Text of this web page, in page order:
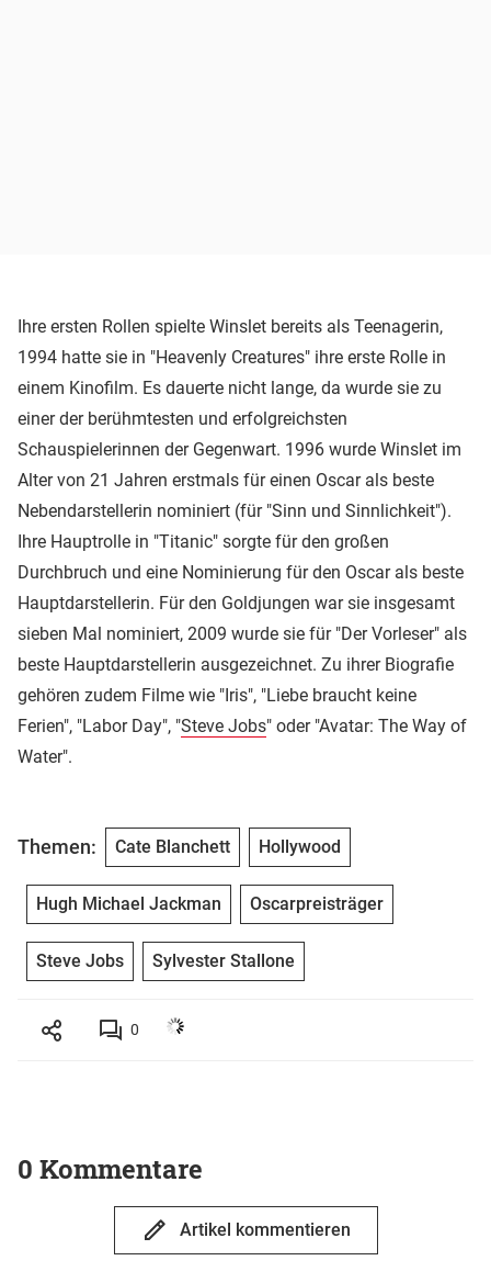
Ihre ersten Rollen spielte Winslet bereits als Teenagerin,
1994 hatte sie in "Heavenly Creatures" ihre erste Rolle in
einem Kinofilm. Es dauerte nicht lange, da wurde sie zu
einer der berühmtesten und erfolgreichsten
Schauspielerinnen der Gegenwart. 1996 wurde Winslet im
Alter von 21 Jahren erstmals für einen Oscar als beste
Nebendarstellerin nominiert (für "Sinn und Sinnlichkeit").
Ihre Hauptrolle in "Titanic" sorgte für den großen
Durchbruch und eine Nominierung für den Oscar als beste
Hauptdarstellerin. Für den Goldjungen war sie insgesamt
sieben Mal nominiert, 2009 wurde sie für "Der Vorleser" als
beste Hauptdarstellerin ausgezeichnet. Zu ihrer Biografie
gehören zudem Filme wie "Iris", "Liebe braucht keine
Ferien", "Labor Day", "Steve Jobs" oder "Avatar: The Way of
Water".
Themen: Cate Blanchett Hollywood
Hugh Michael Jackman Oscarpreisträger
Steve Jobs Sylvester Stallone
0
0 Kommentare
Artikel kommentieren